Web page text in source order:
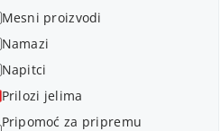
Mesni proizvodi
Namazi
Napitci
Prilozi jelima
Pripomoć za pripremu